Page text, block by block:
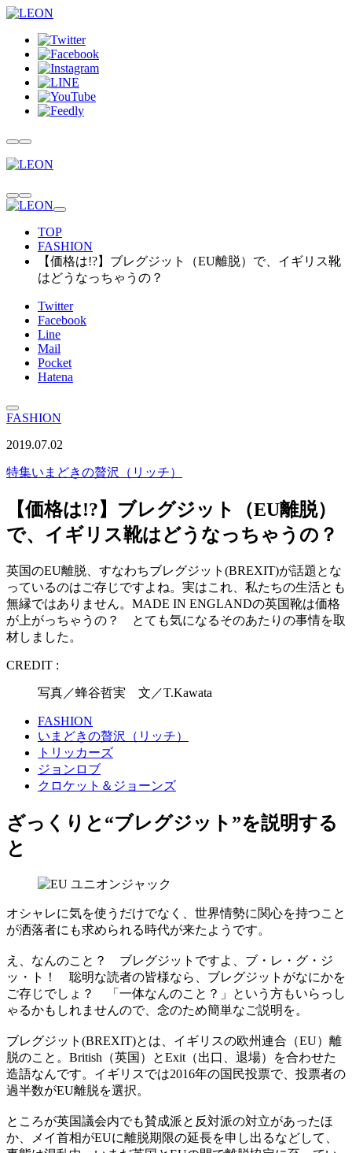
TOP
FASHION
【価格は!?】ブレグジット（EU離脱）で、イギリス靴
はどうなっちゃうの？
Twitter
Facebook
Line
Mail
Pocket
Hatena
FASHION
2019.07.02
特集いまどきの贅沢（リッチ）
【価格は!?】ブレグジット（EU離脱）
で、イギリス靴はどうなっちゃうの？
英国のEU離脱、すなわちブレグジット(BREXIT)が話題とな
っているのはご存じですよね。実はこれ、私たちの生活とも
無縁ではありません。MADE IN ENGLANDの英国靴は価格
が上がっちゃうの？ とても気になるそのあたりの事情を取
材しました。
CREDIT :
写真／蜂谷哲実 文／T.Kawata
FASHION
いまどきの贅沢（リッチ）
トリッカーズ
ジョンロブ
クロケット＆ジョーンズ
ざっくりと“ブレグジット”を説明する
と
オシャレに気を使うだけでなく、世界情勢に関心を持つこと
が洒落者にも求められる時代が来たようです。
え、なんのこと？ ブレグジットですよ、ブ・レ・グ・ジ
ッ・ト！ 聡明な読者の皆様なら、ブレグジットがなにかを
ご存じでしょ？ 「一体なんのこと？」という方もいらっし
ゃるかもしれませんので、念のため簡単なご説明を。
ブレグジット(BREXIT)とは、イギリスの欧州連合（EU）離
脱のこと。British（英国）とExit（出口、退場）を合わせた
造語なんです。イギリスでは2016年の国民投票で、投票者の
過半数がEU離脱を選択。
ところが英国議会内でも賛成派と反対派の対立があったほ
か、メイ首相がEUに離脱期限の延長を申し出るなどして、